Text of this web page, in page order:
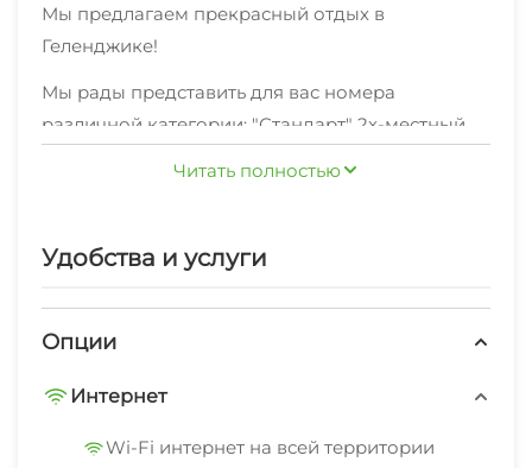
Мы предлагаем прекрасный отдых в
Геленджике!
Мы рады представить для вас номера
различной категории: "Стандарт" 2х-местный ,
отличной цене
отдыхе в Геленджике с друзьями и близкими?
интернет.
предоставляем удобную мебель, необходимую
дляполноценного отдыха.
Читать полностью
Удобства и услуги
Опции
Интернет
Wi-Fi интернет на всей территории